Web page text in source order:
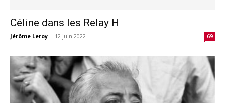
Céline dans les Relay H
Jérôme Leroy - 12 juin 2022 69